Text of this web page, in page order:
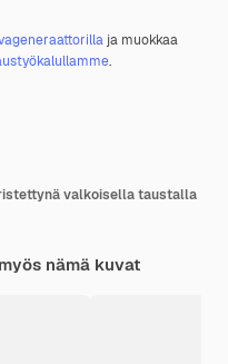
ja muokkaa
.
valkoisella taustalla
nämä kuvat